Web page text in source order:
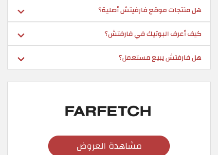
هل منتجات موقع فارفيتش أصلية؟
كيف أعرف البوتيك في فارفتش؟
هل فارفتش يبيع مستعمل؟
مشاهدة العروض